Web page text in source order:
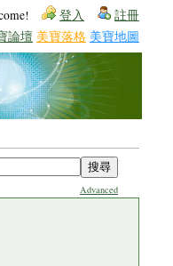
登入 註冊
論壇 美寶落格 美寶地圖
Advanced